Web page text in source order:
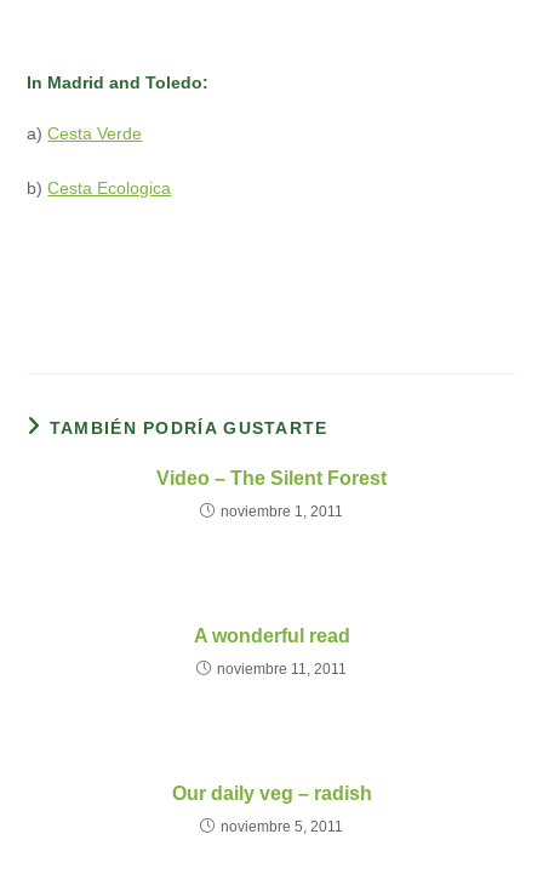
In Madrid and Toledo:
a)Cesta Verde
b)Cesta Ecologica
TAMBIÉN PODRÍA GUSTARTE
Video – The Silent Forest
noviembre 1, 2011
A wonderful read
noviembre 11, 2011
Our daily veg – radish
noviembre 5, 2011